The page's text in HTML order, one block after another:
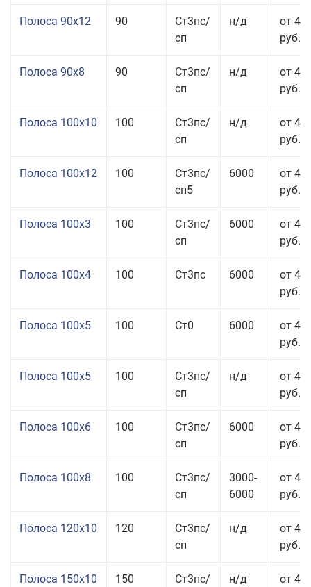
Полоса 90x12 90
Ст3пс/
сп
н/д
от 42
руб.
Полоса 90x8 90
Ст3пс/
сп
н/д
от 42
руб.
Полоса 100x10 100
Ст3пс/
сп
н/д
от 41
руб.
Полоса 100x12 100
Ст3пс/
сп5
6000
от 45
руб.
Полоса 100x3 100
Ст3пс/
сп
6000
от 46
руб.
Полоса 100x4 100 Ст3пс 6000
от 46
руб.
Полоса 100x5 100 Ст0 6000
от 46
руб.
Полоса 100x5 100
Ст3пс/
сп
н/д
от 46
руб.
Полоса 100x6 100
Ст3пс/
сп
6000
от 46
руб.
Полоса 100x8 100
Ст3пс/
сп
3000-
6000
от 42
руб.
Полоса 120x10 120
Ст3пс/
сп
н/д
от 43
руб.
Полоса 150x10 150
Ст3пс/
н/д
от 43